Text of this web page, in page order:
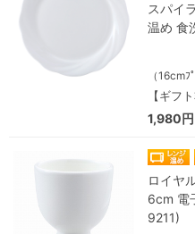
スパイ
温め 食
（16cmﾌ
【ギフ
1,980
ロイヤ
6cm 電
9211)